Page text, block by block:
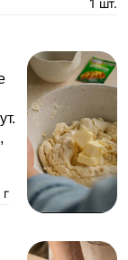
1 шт.